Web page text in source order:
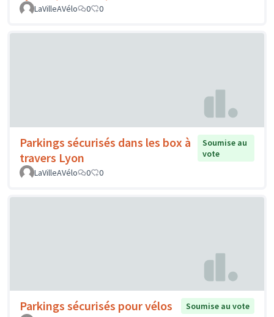
LaVilleAVélo
0 0
Parkings sécurisés dans les box à
travers Lyon
Soumise au
vote
LaVilleAVélo
0 0
Parkings sécurisés pour vélos
Soumise au vote